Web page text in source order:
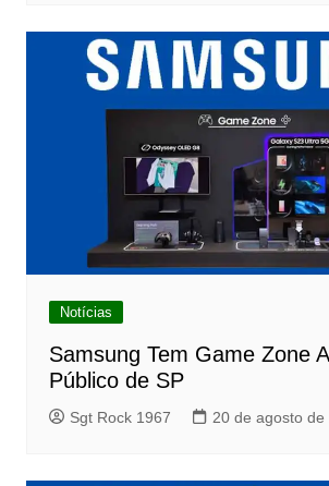
Notícias
Samsung Tem Game Zone
Público de SP
Sgt Rock 1967 20 de agosto de